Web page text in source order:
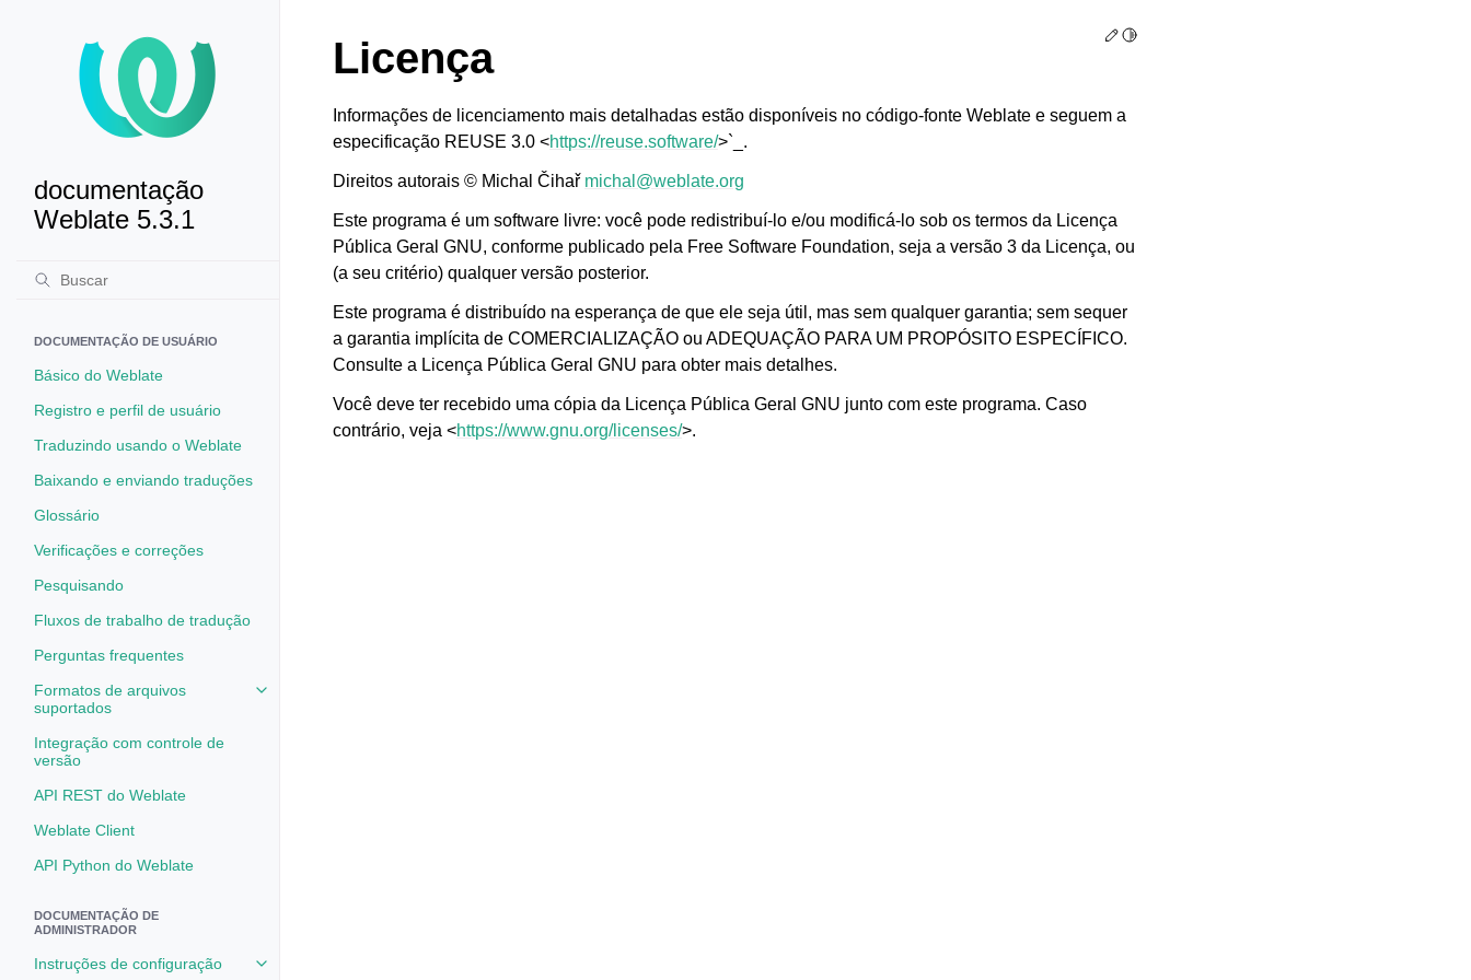
documentação
Weblate 5.3.1
DOCUMENTAÇÃO DE USUÁRIO
Básico do Weblate
Registro e perfil de usuário
Traduzindo usando o Weblate
Baixando e enviando traduções
Glossário
Verificações e correções
Pesquisando
Fluxos de trabalho de tradução
Perguntas frequentes
Formatos de arquivos
suportados
Toggle navigation of Formatos de arquivos suportados
Integração com controle de
versão
API REST do Weblate
Weblate Client
API Python do Weblate
DOCUMENTAÇÃO DE
ADMINISTRADOR
Instruções de configuração Toggle navigation of Instruções de configuração
Edit this page
Toggle Light / Dark / Auto color theme
Licença
Informações de licenciamento mais detalhadas estão disponíveis no código-fonte Weblate e seguem a
especificação REUSE 3.0 <https://reuse.software/>`_.
Direitos autorais © Michal Čihař michal @weblate.org
Este programa é um software livre: você pode redistribuí-lo e/ou modificá-lo sob os termos da Licença
Pública Geral GNU, conforme publicado pela Free Software Foundation, seja a versão 3 da Licença, ou
(a seu critério) qualquer versão posterior.
Este programa é distribuído na esperança de que ele seja útil, mas sem qualquer garantia; sem sequer
a garantia implícita de COMERCIALIZAÇÃO ou ADEQUAÇÃO PARA UM PROPÓSITO ESPECÍFICO.
Consulte a Licença Pública Geral GNU para obter mais detalhes.
Você deve ter recebido uma cópia da Licença Pública Geral GNU junto com este programa. Caso
contrário, veja <https://www.gnu.org/licenses/>.